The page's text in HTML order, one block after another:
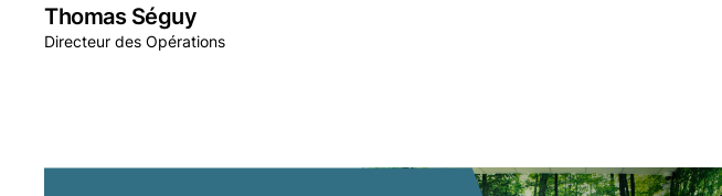
Thomas Séguy
Directeur des Opérations